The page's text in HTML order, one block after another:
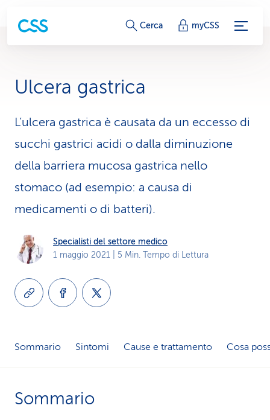
c
e
g
a
m
e
n
Cerca myCSS
Ulcera gastrica
L’ulcera gastrica è causata da un eccesso di
succhi gastrici acidi o dalla diminuzione
della barriera mucosa gastrica nello
stomaco (ad esempio: a causa di
medicamenti o di batteri).
Specialisti del settore medico
1 maggio 2021 | 5 Min. Tempo di Lettura
Sommario Sintomi Cause e trattamento Cosa
Sommario